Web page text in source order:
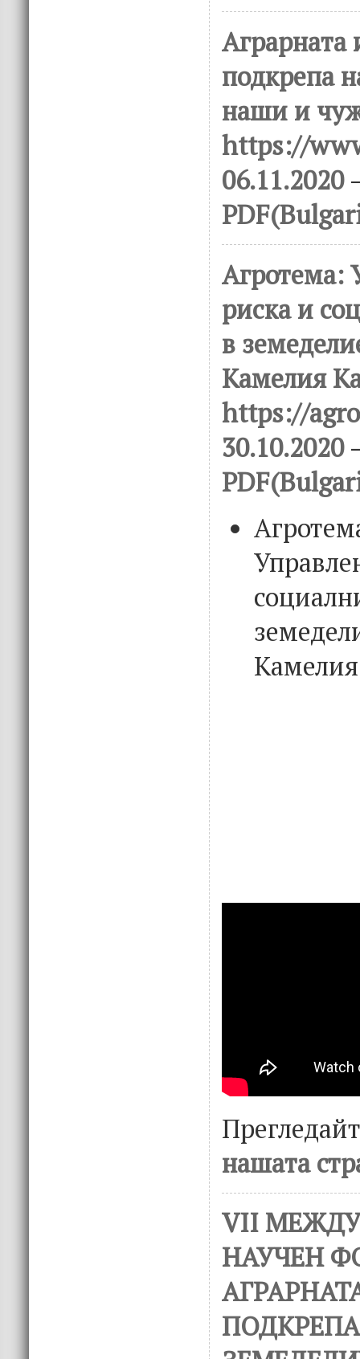
Аграрната
подкрепа
наши и
https://
06.11.2020
Агротема:
риска и
в
Камелия
https://
30.10.2020
нашата
VII
НАУЧЕН